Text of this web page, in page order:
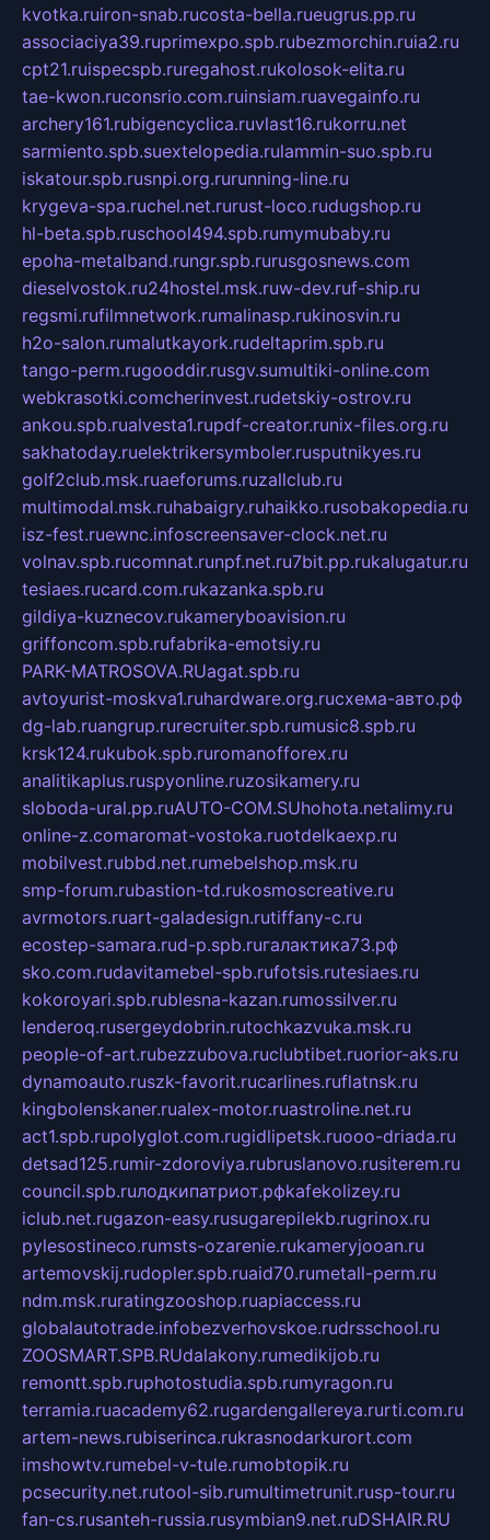
kvotka.ruiron-snab.rucosta-bella.rueugrus.pp.ru
associaciya39.ruprimexpo.spb.rubezmorchin.ruia2.ru
cpt21.ruispecspb.ruregahost.rukolosok-elita.ru
tae-kwon.ruconsrio.com.ruinsiam.ruavegainfo.ru
archery161.rubigencyclica.ruvlast16.rukorru.net
sarmiento.spb.suextelopedia.rulammin-suo.spb.ru
iskatour.spb.rusnpi.org.rurunning-line.ru
krygeva-spa.ruchel.net.rurust-loco.rudugshop.ru
hl-beta.spb.ruschool494.spb.rumymubaby.ru
epoha-metalband.rungr.spb.rurusgosnews.com
dieselvostok.ru24hostel.msk.ruw-dev.ruf-ship.ru
regsmi.rufilmnetwork.rumalinasp.rukinosvin.ru
h2o-salon.rumalutkayork.rudeltaprim.spb.ru
tango-perm.rugooddir.rusgv.sumultiki-online.com
webkrasotki.comcherinvest.rudetskiy-ostrov.ru
ankou.spb.rualvesta1.rupdf-creator.runix-files.org.ru
sakhatoday.ruelektrikersymboler.rusputnikyes.ru
golf2club.msk.ruaeforums.ruzallclub.ru
multimodal.msk.ruhabaigry.ruhaikko.rusobakopedia.ru
isz-fest.ruewnc.infoscreensaver-clock.net.ru
volnav.spb.rucomnat.runpf.net.ru7bit.pp.rukalugatur.ru
tesiaes.rucard.com.rukazanka.spb.ru
gildiya-kuznecov.rukameryboavision.ru
griffoncom.spb.rufabrika-emotsiy.ru
PARK-MATROSOVA.RUagat.spb.ru
avtoyurist-moskva1.ruhardware.org.ruсхема-авто.рф
dg-lab.ruangrup.rurecruiter.spb.rumusic8.spb.ru
krsk124.rukubok.spb.ruromanofforex.ru
analitikaplus.ruspyonline.ruzosikamery.ru
sloboda-ural.pp.ruAUTO-COM.SUhohota.netalimy.ru
online-z.comaromat-vostoka.ruotdelkaexp.ru
mobilvest.rubbd.net.rumebelshop.msk.ru
smp-forum.rubastion-td.rukosmoscreative.ru
avrmotors.ruart-galadesign.rutiffany-c.ru
ecostep-samara.rud-p.spb.ruгалактика73.рф
sko.com.rudavitamebel-spb.rufotsis.rutesiaes.ru
kokoroyari.spb.rublesna-kazan.rumossilver.ru
lenderoq.rusergeydobrin.rutochkazvuka.msk.ru
people-of-art.rubezzubova.ruclubtibet.ruorior-aks.ru
dynamoauto.ruszk-favorit.rucarlines.ruflatnsk.ru
kingbolenskaner.rualex-motor.ruastroline.net.ru
act1.spb.rupolyglot.com.rugidlipetsk.ruooo-driada.ru
detsad125.rumir-zdoroviya.rubruslanovo.rusiterem.ru
council.spb.ruлодкипатриот.рфkafekolizey.ru
iclub.net.rugazon-easy.rusugarepilekb.rugrinox.ru
pylesostineco.rumsts-ozarenie.rukameryjooan.ru
artemovskij.rudopler.spb.ruaid70.rumetall-perm.ru
ndm.msk.ruratingzooshop.ruapiaccess.ru
globalautotrade.infobezverhovskoe.rudrsschool.ru
ZOOSMART.SPB.RUdalakony.rumedikijob.ru
remontt.spb.ruphotostudia.spb.rumyragon.ru
terramia.ruacademy62.rugardengallereya.rurti.com.ru
artem-news.rubiserinca.rukrasnodarkurort.com
imshowtv.rumebel-v-tule.rumobtopik.ru
pcsecurity.net.rutool-sib.rumultimetrunit.rusp-tour.ru
fan-cs.rusanteh-russia.rusymbian9.net.ruDSHAIR.RU